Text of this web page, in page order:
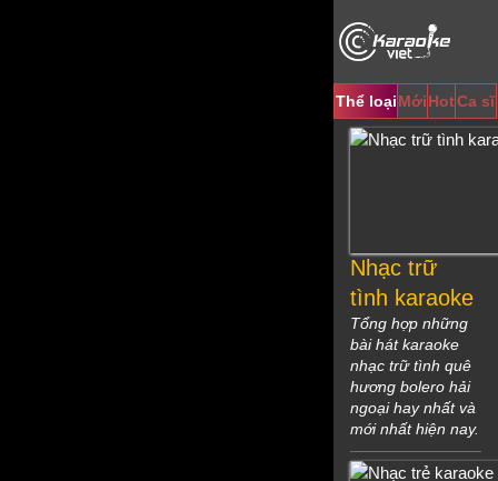
Thể loạiMớiHotCa sĩ
Nhạc trữ
tình karaoke
Tổng hợp những
bài hát karaoke
nhạc trữ tình quê
hương bolero hải
ngoại hay nhất và
mới nhất hiện nay.